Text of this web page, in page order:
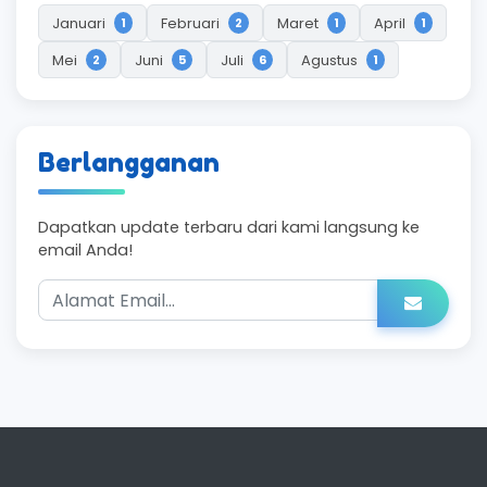
Januari 1 Februari 2 Maret 1 April 1
Mei 2 Juni 5 Juli 6 Agustus 1
Berlangganan
Dapatkan update terbaru dari kami langsung ke
email Anda!